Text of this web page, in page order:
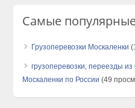
Самые
Грузоперевозки Москаленки
грузоперевозки, переезды
Москаленки по России (49